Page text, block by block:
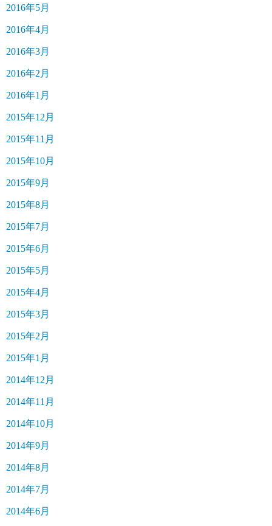
2016年5月
2016年4月
2016年3月
2016年2月
2016年1月
2015年12月
2015年11月
2015年10月
2015年9月
2015年8月
2015年7月
2015年6月
2015年5月
2015年4月
2015年3月
2015年2月
2015年1月
2014年12月
2014年11月
2014年10月
2014年9月
2014年8月
2014年7月
2014年6月